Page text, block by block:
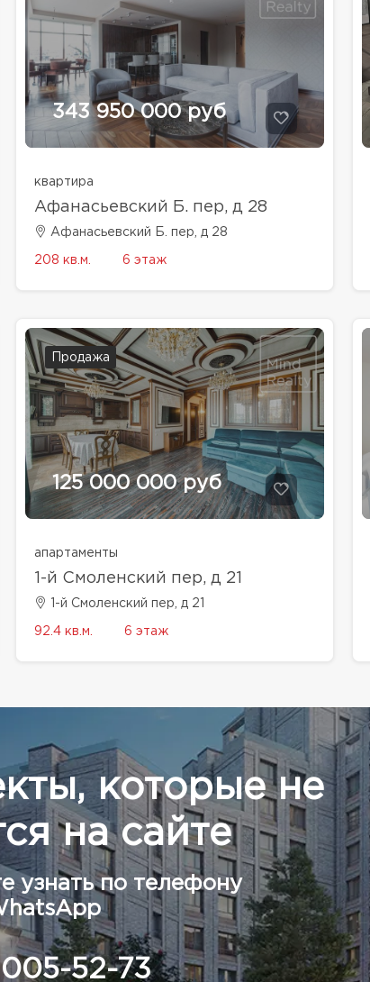
343 950 000 руб
квартира
Афанасьевский Б. пер, д 28
Афанасьевский Б. пер, д 28
208 кв.м. 6 этаж
Продажа
125 000 000 руб
апартаменты
1-й Смоленский пер, д 21
1-й Смоленский пер, д 21
92.4 кв.м. 6 этаж
которые не
на сайте
узнать по телефону
52-73